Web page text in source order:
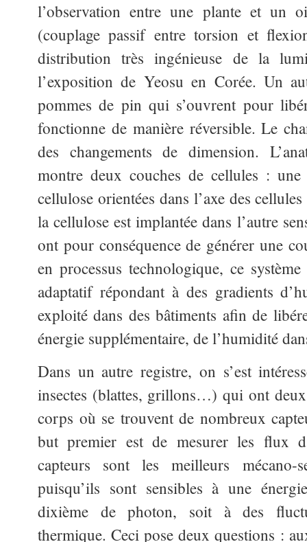
l’observation entre une plante et un
(couplage passif entre torsion et
distribution très ingénieuse de la
l’exposition de Yeosu en Corée. Un
pommes de pin qui s’ouvrent pour
fonctionne de manière réversible. Le
des changements de dimension.
montre deux couches de cellules :
cellulose orientées dans l’axe des
la cellulose est implantée dans l’autre
ont pour conséquence de générer une
en processus technologique, ce
adaptatif répondant à des gradients
exploité dans des bâtiments afin de
énergie supplémentaire, de l’humidité
Dans un autre registre, on s’est
insectes (blattes, grillons…) qui ont
corps où se trouvent de nombreux
but premier est de mesurer les flux
capteurs sont les meilleurs mécano-
puisqu’ils sont sensibles à une
dixième de photon, soit à des
thermique. Ceci pose deux questions :